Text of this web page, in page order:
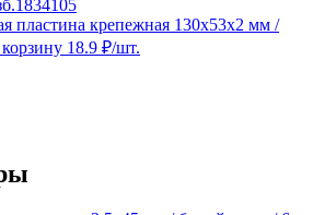
пластина крепежная 130х53х2 мм /
18.9 ₽/шт.